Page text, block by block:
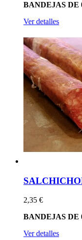
BANDEJAS DE
Ver detalles
2,35 €
BANDEJAS DE
Ver detalles